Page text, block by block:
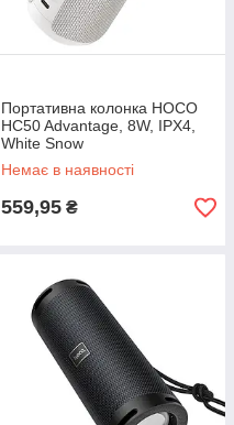
Портативна колонка HOCO
HC50 Advantage, 8W, IPX4,
White Snow
Немає в наявності
559,95 ₴